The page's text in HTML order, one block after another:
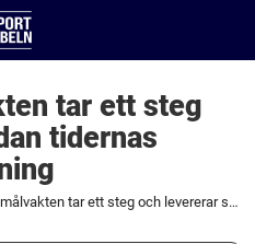
tar ett steg
tidernas
Handbollsmålvakten tar ett steg och levererar sedan tidernas mäktigaste passning